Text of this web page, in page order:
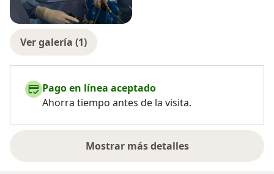
Ver galería (1)
Pago en línea aceptado
Ahorra tiempo antes de la visita.
Mostrar más detalles
sobre la experiencia